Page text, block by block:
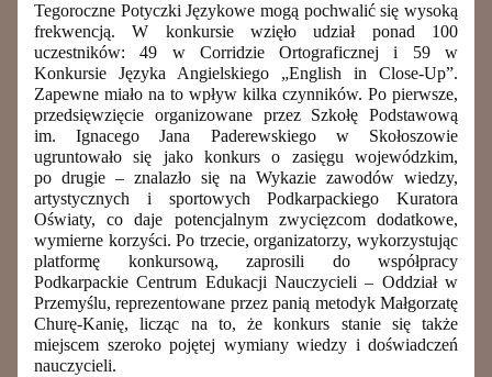
Tegoroczne Potyczki Językowe mogą pochwalić się wysoką
frekwencją. W konkursie wzięło udział ponad 100
uczestników: 49 w Corridzie Ortograficznej i 59 w
Konkursie Języka Angielskiego „English in Close-Up”.
Zapewne miało na to wpływ kilka czynników. Po pierwsze,
przedsięwzięcie organizowane przez Szkołę Podstawową
im. Ignacego Jana Paderewskiego w Skołoszowie
ugruntowało się jako konkurs o zasięgu wojewódzkim,
po drugie – znalazło się na Wykazie zawodów wiedzy,
artystycznych i sportowych Podkarpackiego Kuratora
Oświaty, co daje potencjalnym zwycięzcom dodatkowe,
wymierne korzyści. Po trzecie, organizatorzy, wykorzystując
platformę konkursową, zaprosili do współpracy
Podkarpackie Centrum Edukacji Nauczycieli – Oddział w
Przemyślu, reprezentowane przez panią metodyk Małgorzatę
Churę-Kanię, licząc na to, że konkurs stanie się także
miejscem szeroko pojętej wymiany wiedzy i doświadczeń
nauczycieli.